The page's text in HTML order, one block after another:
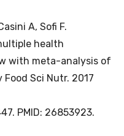
A, Sofi F.
health
with meta-analysis of
Sci Nutr. 2017
PMID: 26853923.